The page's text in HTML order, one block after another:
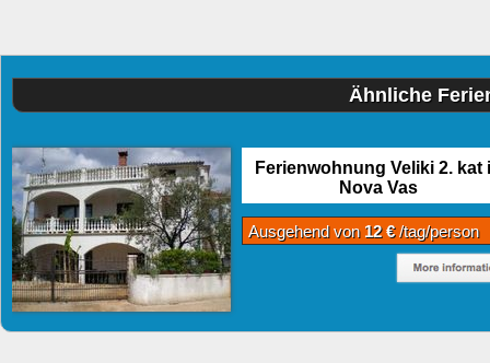
Ähnliche
Ferienwohnung Veliki 2. kat
Nova Vas
Ausgehend von 12 €/tag/person